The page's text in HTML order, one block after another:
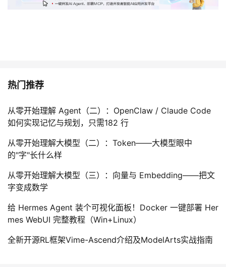
热门推荐
从零开始理解 Agent（二）：OpenClaw / Claude Code
如何实现记忆与规划，只需182 行
从零开始理解大模型（二）：Token——大模型眼中
的"字"长什么样
从零开始理解大模型（三）：向量与 Embedding——把文
字变成数学
给 Hermes Agent 装个可视化面板！Docker 一键部署 Her
mes WebUI 完整教程（Win+Linux）
全新开源RL框架Vime-Ascend介绍及ModelArts实战指南